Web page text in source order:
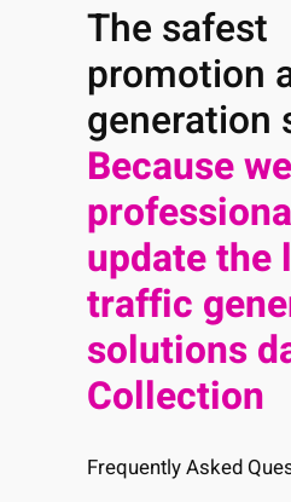
The safest
promotion
generation
Because we
update the
traffic
solutions
Collection
Frequently Asked